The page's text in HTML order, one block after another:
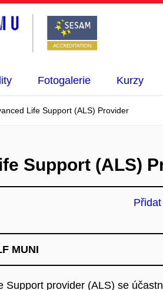
Fotogalerie Kurzy
Life Support (ALS) Provider
Support (ALS)
MUNI
Support provider (ALS) se